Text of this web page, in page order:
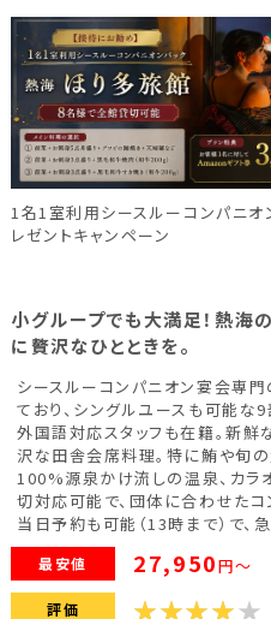
埼玉県(1)
東京都(9)
神奈川県(14)
東海
静岡県(44) 愛知県(15)
三重県(9)
中部
石川県(7)
福井県(3)
関西
滋賀県(2)
1名1室利用シースルーコンパニオ
レゼントキャンペーン
小グループでも大満足！熱海
に贅沢なひとときを。
シースルーコンパニオン宴会専
ており、シングルユースも可能な
外国語対応スタッフも在籍。新鮮
沢な田舎会席料理。特に鮪や旬の
100%源泉かけ流しの温泉、カラ
切対応可能で、団体に合わせたコ
当日予約も可能（13時まで）で、
最安値 27,950円～
評価